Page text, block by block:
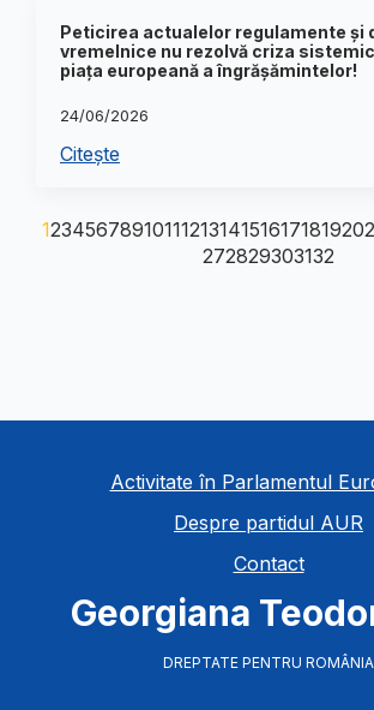
Peticirea actualelor regulamente și
vremelnice nu rezolvă criza
piața europeană a îngrășămintelor!
24/06/2026
Citește
1234567891011121314151617181920
272829303132
Georgiana
DREPTATE PENTRU ROMÂNIA
Activitate în Parlamentul
Despre partidul AUR
Contact